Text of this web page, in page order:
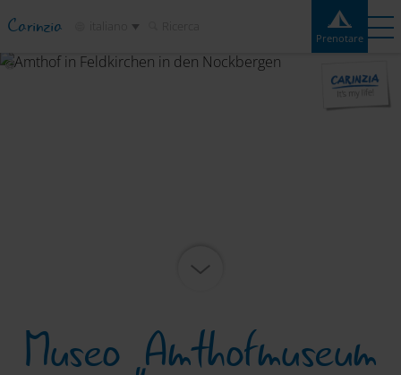
Carinzia Prenotare
Museo „Amthofmuseum